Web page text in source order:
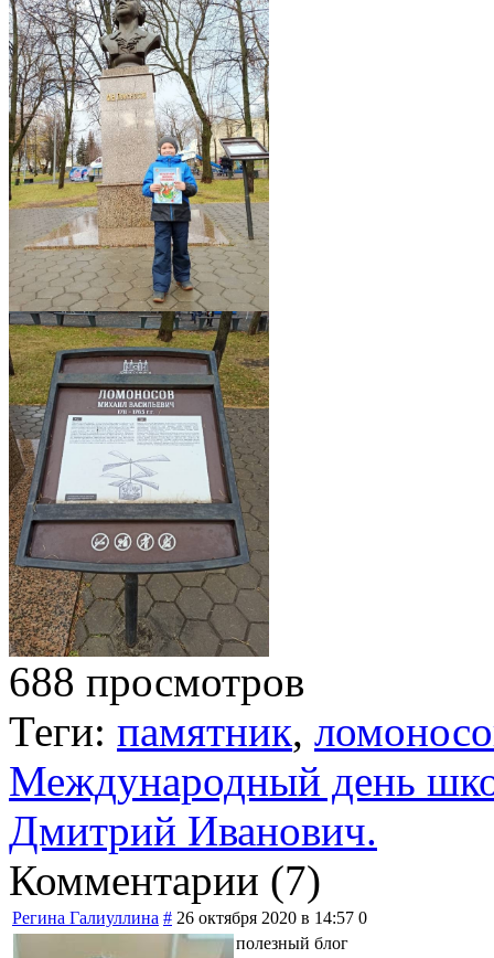
688 просмотров
Теги: памятник,
Международный день
Дмитрий Иванович.
Комментарии (7)
Регина Галиуллина # 26 октября 2020 в 14:57 0
полезный блог